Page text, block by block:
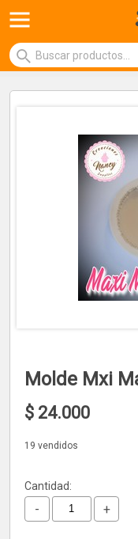
Molde Mxi
$ 24.000
19 vendidos
Cantidad:
- +